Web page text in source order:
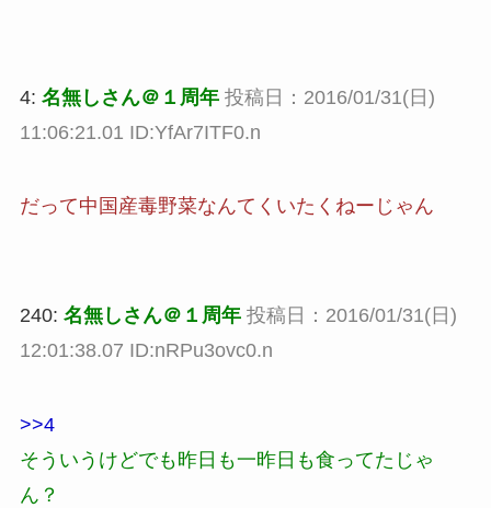
4: 名無しさん＠１周年 投稿日：2016/01/31(日)
11:06:21.01 ID:YfAr7ITF0.n
だって中国産毒野菜なんてくいたくねーじゃん
240: 名無しさん＠１周年 投稿日：2016/01/31(日)
12:01:38.07 ID:nRPu3ovc0.n
>>4
そういうけどでも昨日も一昨日も食ってたじゃ
ん？